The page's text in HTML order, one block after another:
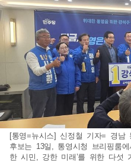
[통영=뉴시스] 신정철 기자= 경남
후보는 13일, 통영시청 브리핑룸
한 시민, 강한 미래’를 위한 다섯